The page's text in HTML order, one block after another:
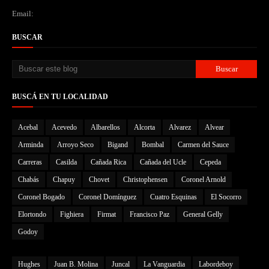
Email:
BUSCAR
BUSCÁ EN TU LOCALIDAD
Acebal Acevedo Albarellos Alcorta Alvarez Alvear
Arminda Arroyo Seco Bigand Bombal Carmen del Sauce
Carreras Casilda Cañada Rica Cañada del Ucle Cepeda
Chabás Chapuy Chovet Christophensen Coronel Arnold
Coronel Bogado Coronel Domínguez Cuatro Esquinas El Socorro
Elortondo Fighiera Firmat Francisco Paz General Gelly
Godoy
Hughes Juan B. Molina Juncal La Vanguardia Labordeboy